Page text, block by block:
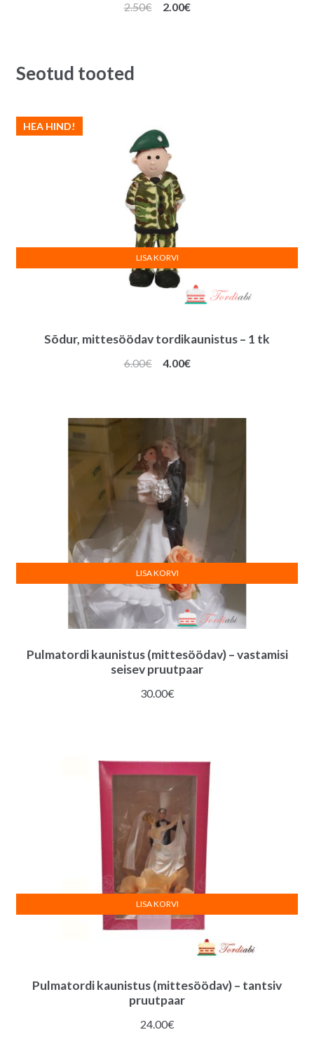
2.50€
Algne
2.00€Praegune
Seotud tooted
Sõdur, mittesöödav tordikaunistus – 1 tk
HEA HIND!
6.00€
Algne
4.00€Praegune
LISA KORVI
Pulmatordi kaunistus (mittesöödav) – vastamisi
seisev pruutpaar
30.00€
LISA KORVI
Pulmatordi kaunistus (mittesöödav) – tantsiv
pruutpaar
24.00€
LISA KORVI